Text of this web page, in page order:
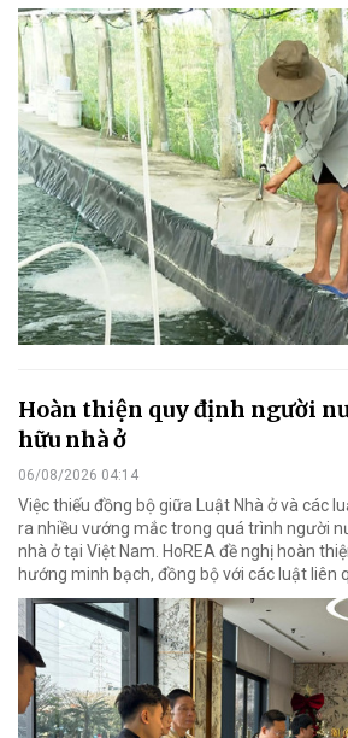
Hoàn thiện quy định người
hữu nhà ở
06/08/2026 04:14
Việc thiếu đồng bộ giữa Luật Nhà ở và các
ra nhiều vướng mắc trong quá trình người
nhà ở tại Việt Nam. HoREA đề nghị hoàn
hướng minh bạch, đồng bộ với các luật liên